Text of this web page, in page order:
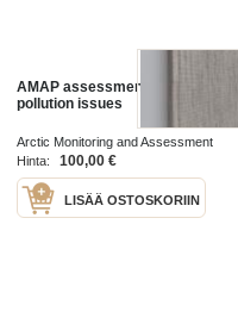
AMAP assessment report : arctic
pollution issues
Arctic Monitoring and Assessment
Programme 1998
Hinta: 100,00 €
LISÄÄ OSTOSKORIIN